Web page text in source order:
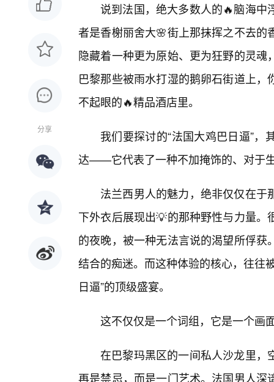
分享
说到法国，绝大多数人的🔥脑海中
者是香榭丽舍大🌸街上那抹挥之不去
隐藏着一种更为原始、更为狂野的灵
巴黎那些被雨水打湿的鹅卵石街道上
不起眼的🔥精品酒店里。
我们要探讨的“法国大鸡巴日逼”
达——它代表了一种不加掩饰的、对于
法兰西男人的魅力，绝非仅仅在
下外衣后展现出💡的那种野性与力量
的夜晚，被一种无法言说的渴望所俘
结合的痴迷。而这种体验的核心，往往
日逼”的顶级盛宴。
这不仅仅是一个词组，它是一个画
在巴黎玛黑区的一间私人沙龙里，
再是禁忌，而是一门艺术。法国男人